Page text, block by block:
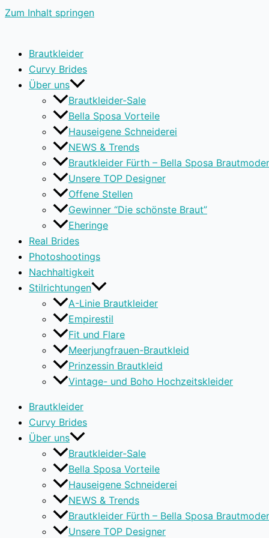
Zum Inhalt springen
Brautkleider
Curvy Brides
Über uns
Brautkleider-Sale
Bella Sposa Vorteile
Hauseigene Schneiderei
NEWS & Trends
Brautkleider Fürth – Bella Sposa
Unsere TOP Designer
Offene Stellen
Gewinner “Die schönste Braut”
Eheringe
Real Brides
Photoshootings
Nachhaltigkeit
Stilrichtungen
A-Linie Brautkleider
Empirestil
Fit und Flare
Meerjungfrauen-Brautkleid
Prinzessin Brautkleid
Vintage- und Boho Hochzeitskleider
Brautkleider
Curvy Brides
Über uns
Brautkleider-Sale
Bella Sposa Vorteile
Hauseigene Schneiderei
NEWS & Trends
Brautkleider Fürth – Bella Sposa
Unsere TOP Designer